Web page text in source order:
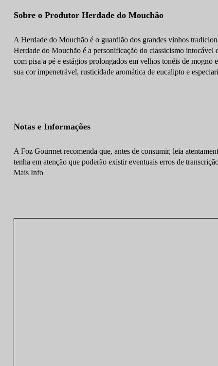
Sobre o Produtor Herdade do Mouchão
A Herdade do Mouchão é o guardião dos grandes vinhos
Herdade do Mouchão é a personificação do classicismo intocável
com pisa a pé e estágios prolongados em velhos tonéis de
sua cor impenetrável, rusticidade aromática de eucalipto e
Notas e Informações
A Foz Gourmet recomenda que, antes de consumir, leia
tenha em atenção que poderão existir eventuais erros de
Mais Info